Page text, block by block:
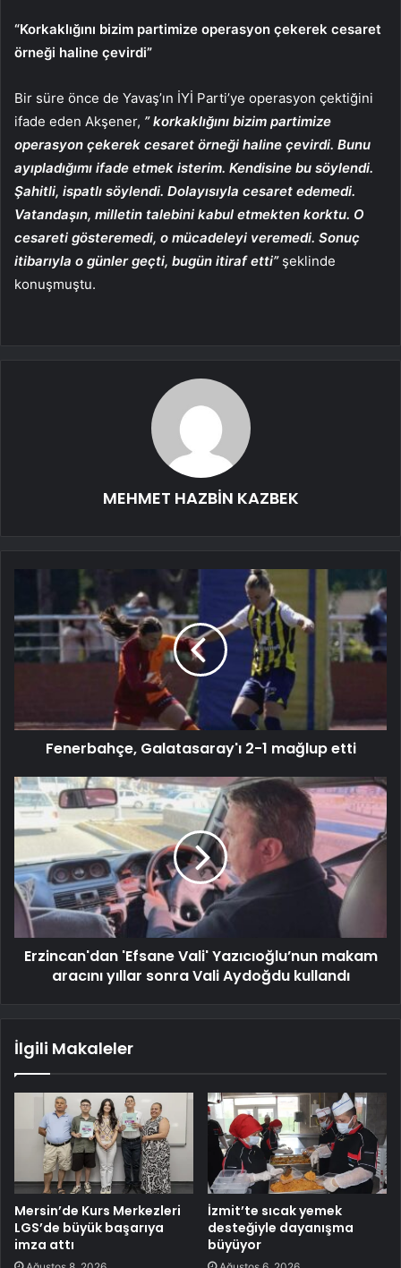
“Korkaklığını bizim partimize operasyon çekerek cesaret
örneği haline çevirdi”
Bir süre önce de Yavaş’ın İYİ Parti’ye operasyon çektiğini
ifade eden Akşener, ” korkaklığını bizim partimize
operasyon çekerek cesaret örneği haline çevirdi. Bunu
ayıpladığımı ifade etmek isterim. Kendisine bu söylendi.
Şahitli, ispatlı söylendi. Dolayısıyla cesaret edemedi.
Vatandaşın, milletin talebini kabul etmekten korktu. O
cesareti gösteremedi, o mücadeleyi veremedi. Sonuç
itibarıyla o günler geçti, bugün itiraf etti”şeklinde
konuşmuştu.
MEHMET HAZBİN KAZBEK
Fenerbahçe, Galatasaray'ı 2-1 mağlup etti
Erzincan'dan 'Efsane Vali' Yazıcıoğlu’nun makam
aracını yıllar sonra Vali Aydoğdu kullandı
İlgili Makaleler
Mersin’de Kurs Merkezleri
LGS’de büyük başarıya
imza attı
İzmit’te sıcak yemek
desteğiyle dayanışma
büyüyor